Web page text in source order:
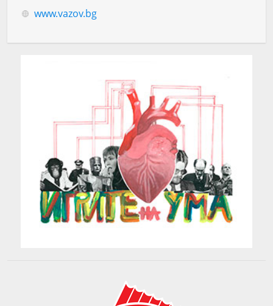
www.vazov.bg